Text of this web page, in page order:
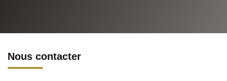
Nous contacter